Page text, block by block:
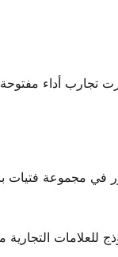
تجارب أداء
الفترة تفانيها. في عام 2014، كانت جاهزة للظهور في
للعلامات التجارية